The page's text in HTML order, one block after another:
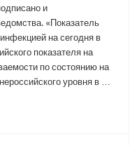
и
«Показатель
на сегодня в
показателя на
по состоянию на
уровня в …